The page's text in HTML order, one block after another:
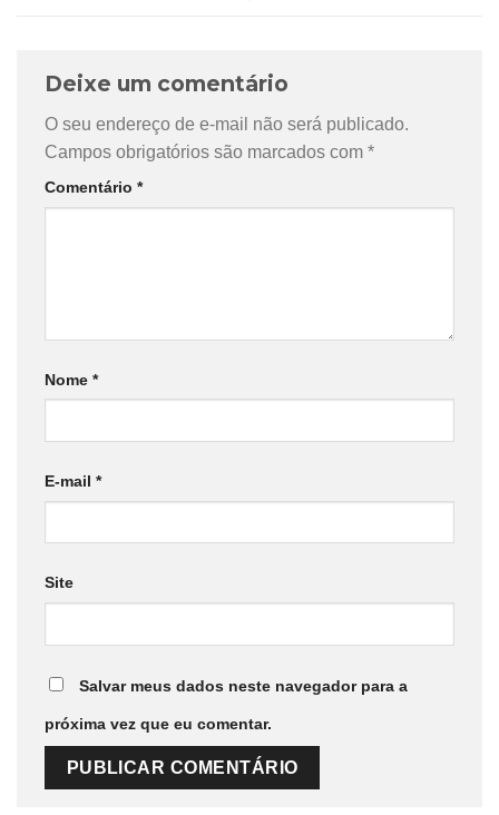
Deixe um comentário
O seu endereço de e-mail não será publicado.
Campos obrigatórios são marcados com *
Comentário *
Nome *
E-mail *
Site
Salvar meus dados neste navegador para a
próxima vez que eu comentar.